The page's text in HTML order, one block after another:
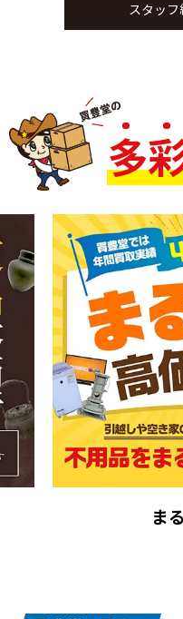
スタッ
多
ま